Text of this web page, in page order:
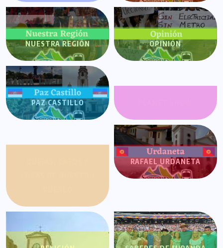
NUESTRA REGIÓN OPINIÓN
PAZ CASTILLO
RAFAEL URDANETA